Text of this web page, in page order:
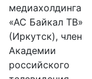
медиахолдинга
«АС Байкал ТВ»
(Иркутск), член
Академии
российского